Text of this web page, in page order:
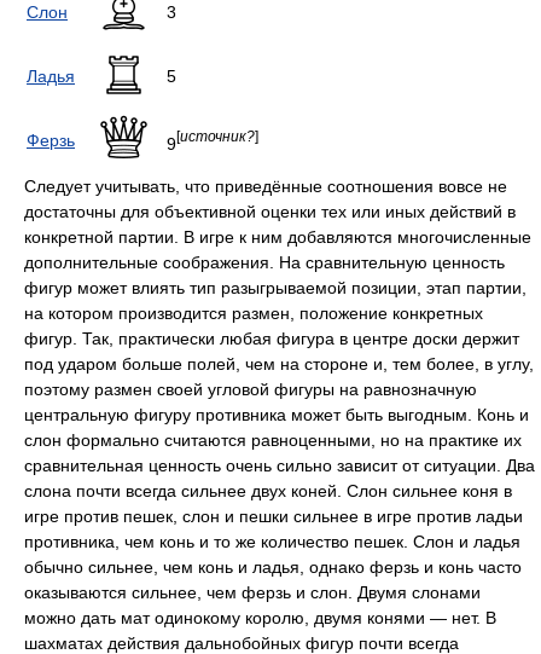
Слон 3
Ладья 5
Ферзь 9[источник?]
Следует учитывать, что приведённые соотношения вовсе не
достаточны для объективной оценки тех или иных действий в
конкретной партии. В игре к ним добавляются многочисленные
дополнительные соображения. На сравнительную ценность
фигур может влиять тип разыгрываемой позиции, этап партии,
на котором производится размен, положение конкретных
фигур. Так, практически любая фигура в центре доски держит
под ударом больше полей, чем на стороне и, тем более, в углу,
поэтому размен своей угловой фигуры на равнозначную
центральную фигуру противника может быть выгодным. Конь и
слон формально считаются равноценными, но на практике их
сравнительная ценность очень сильно зависит от ситуации. Два
слона почти всегда сильнее двух коней. Слон сильнее коня в
игре против пешек, слон и пешки сильнее в игре против ладьи
противника, чем конь и то же количество пешек. Слон и ладья
обычно сильнее, чем конь и ладья, однако ферзь и конь часто
оказываются сильнее, чем ферзь и слон. Двумя слонами
можно дать мат одинокому королю, двумя конями — нет. В
шахматах действия дальнобойных фигур почти всегда